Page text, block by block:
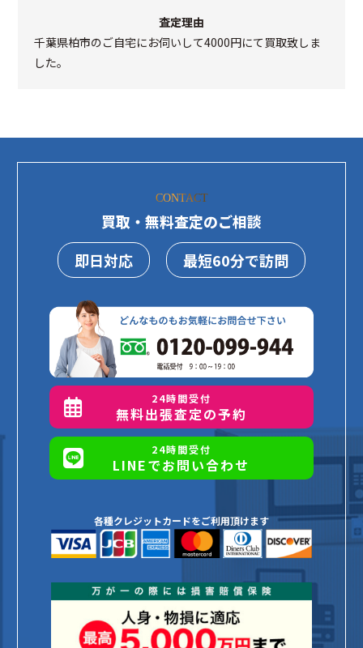
査定理由
千葉県柏市のご自宅にお伺いして4000円にて買取致しま
した。
CONTACT
買取・無料査定のご相談
即日対応
最短60分で訪問
24時間受付
無料出張査定の予約
24時間受付
LINEでお問い合わせ
各種クレジットカードをご利用頂けます